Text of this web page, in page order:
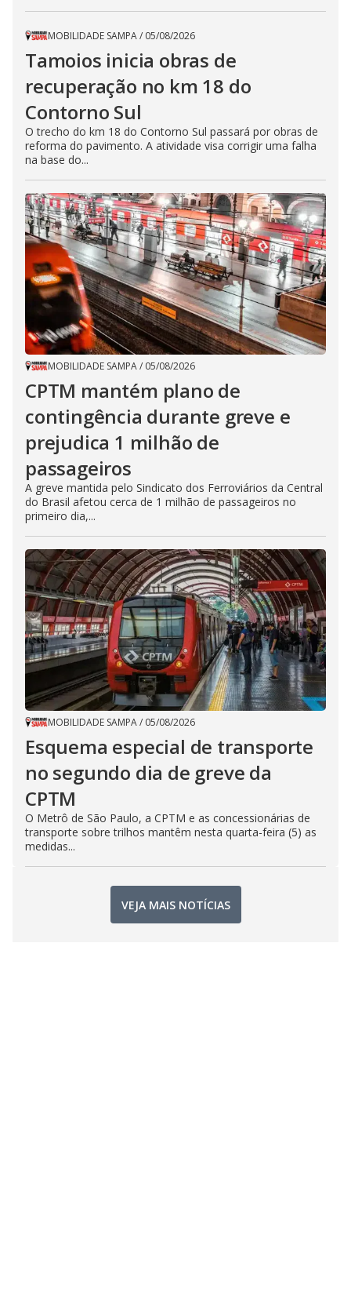
MOBILIDADE SAMPA/ 05/08/2026
Tamoios inicia obras de
recuperação no km 18 do
Contorno Sul
O trecho do km 18 do Contorno Sul passará por obras de
reforma do pavimento. A atividade visa corrigir uma falha
na base do...
MOBILIDADE SAMPA/ 05/08/2026
CPTM mantém plano de
contingência durante greve e
prejudica 1 milhão de
passageiros
A greve mantida pelo Sindicato dos Ferroviários da Central
do Brasil afetou cerca de 1 milhão de passageiros no
primeiro dia,...
MOBILIDADE SAMPA/ 05/08/2026
Esquema especial de transporte
no segundo dia de greve da
CPTM
O Metrô de São Paulo, a CPTM e as concessionárias de
transporte sobre trilhos mantêm nesta quarta-feira (5) as
medidas...
VEJA MAIS NOTÍCIAS